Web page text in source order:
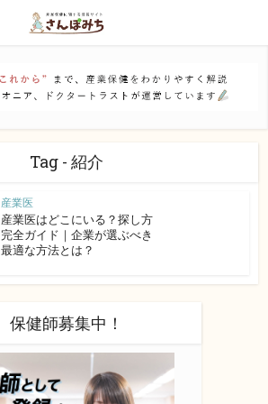
Tag - 紹介
産業医
産業医はどこにいる？探し方
完全ガイド｜企業が選ぶべき
最適な方法とは？
保健師募集中！